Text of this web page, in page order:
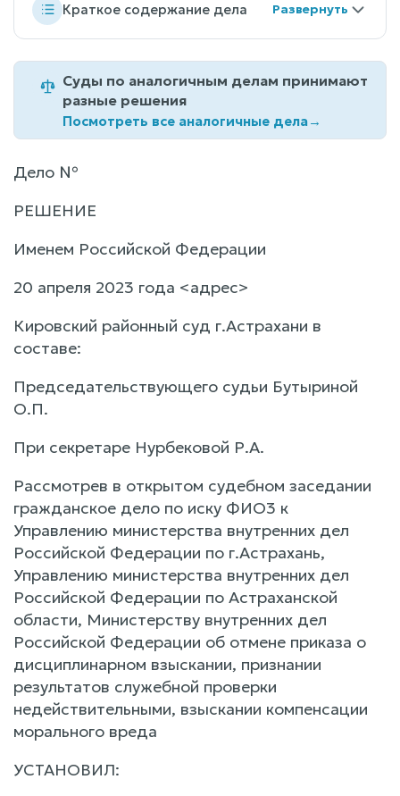
Краткое содержание дела
Суды по аналогичным делам принимают
разные решения
Посмотреть все аналогичные дела→
Дело №
РЕШЕНИЕ
Именем Российской Федерации
20 апреля 2023 года <адрес>
Кировский районный суд г.Астрахани в
составе:
Председательствующего судьи Бутыриной
О.П.
При секретаре Нурбековой Р.А.
Рассмотрев в открытом судебном заседании
гражданское дело по иску ФИО3 к
Управлению министерства внутренних дел
Российской Федерации по г.Астрахань,
Управлению министерства внутренних дел
Российской Федерации по Астраханской
области, Министерству внутренних дел
Российской Федерации об отмене приказа о
дисциплинарном взыскании, признании
результатов служебной проверки
недействительными, взыскании компенсации
морального вреда
УСТАНОВИЛ: